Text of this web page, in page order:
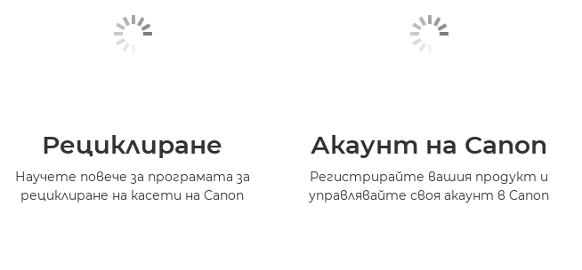
Рециклиране
Научете повече за програмата за
рециклиране на касети на Canon
Акаунт на Canon
Регистрирайте вашия продукт и
управлявайте своя акаунт в Canon